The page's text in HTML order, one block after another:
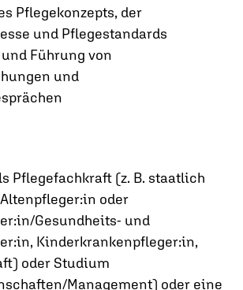
Pflegekonzepts, der
und Pflegestandards
Führung von
und
Pflegefachkraft (z. B. staatlich
oder
Gesundheits- und
Kinderkrankenpfleger:in,
oder Studium
Management) oder eine